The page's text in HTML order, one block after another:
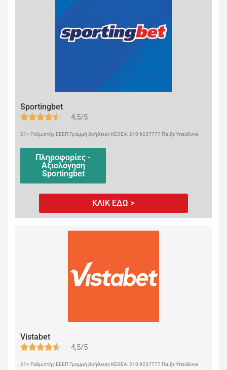
Sportingbet
4,5/5
21+ Ρυθμιστής ΕΕΕΠ Γραμμή βοήθειας ΚΕΘΕΑ: 210 9237777 Παίξε Υπεύθυνα
Πληροφορίες -
Αξιολόγηση
Sportingbet
ΚΛΙΚ ΕΔΩ >
Vistabet
4,5/5
21+ Ρυθμιστής ΕΕΕΠ Γραμμή βοήθειας ΚΕΘΕΑ: 210 9237777 Παίξε Υπεύθυνα